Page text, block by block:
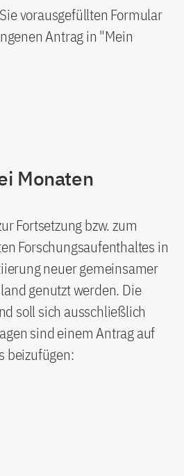
vorausgefüllten Formular
Antrag in "Mein
Monaten
Fortsetzung bzw. zum
Forschungsaufenthaltes in
neuer gemeinsamer
genutzt werden. Die
soll sich ausschließlich
sind einem Antrag auf
beizufügen: